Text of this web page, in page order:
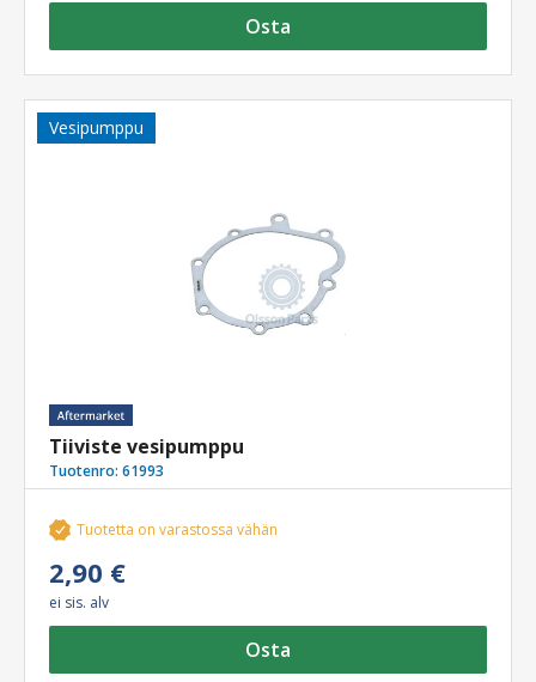
Osta
Vesipumppu
Tiiviste vesipumppu
Tuotenro: 61993
Tuotetta on varastossa vähän
2,90 €
ei sis. alv
Osta